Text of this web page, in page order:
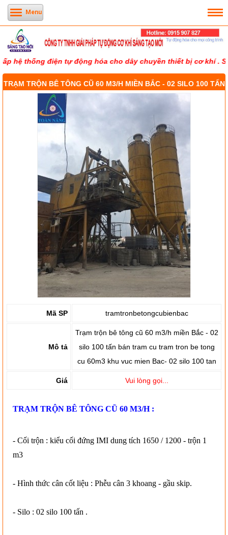
Menu
điện tự động hóa cho dây chuyền thiết bị cơ khí . Sáng
TRẠM TRỘN BÊ TÔNG CŨ 60 M3/H MIỀN BẮC - 02 SILO 100 TẤN
Mã SP tramtronbetongcubienbac
Mô tả
Trạm trộn bê tông cũ 60 m3/h miền Bắc - 02
silo 100 tấn bán tram cu tram tron be tong
cu 60m3 khu vuc mien Bac- 02 silo 100 tan
Giá Vui lòng gọi...
TRẠM TRỘN BÊ TÔNG CŨ 60 M3/H :
- Cối trộn : kiểu cối đứng IMI dung tích 1650 / 1200 - trộn 1
m3
- Hình thức cân cốt liệu : Phễu cân 3 khoang - gầu skip.
- Silo : 02 silo 100 tấn .